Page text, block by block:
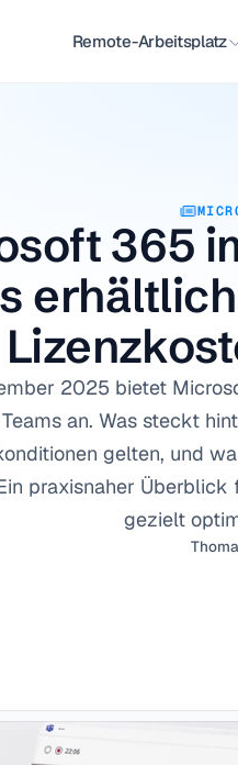
Remote-Arbeitsplatz
365
2025 bietet
an. Was steckt
gelten, und
praxisnaher Überblick
gezielt